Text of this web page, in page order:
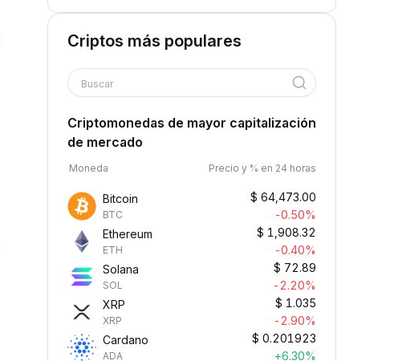
Criptos más populares
Buscar
Criptomonedas de mayor capitalización
de mercado
Moneda Precio y % en 24 horas
Bitcoin
BTC
$ 64,473.00
-0.50%
Ethereum
ETH
$ 1,908.32
-0.40%
Solana
SOL
$ 72.89
-2.20%
XRP
XRP
$ 1.035
-2.90%
Cardano
ADA
$ 0.201923
+6.30%